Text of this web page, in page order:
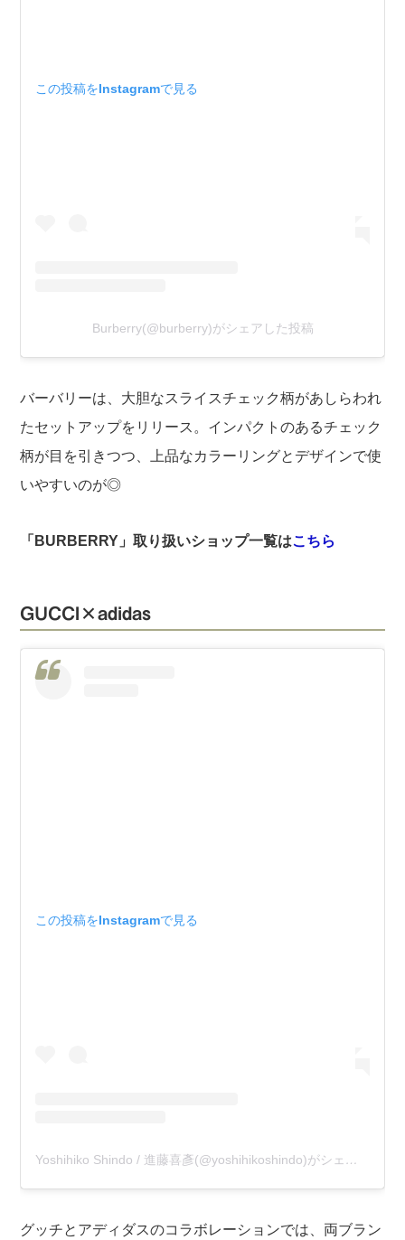
この投稿をInstagramで見る
Burberry(@burberry)がシェアした投稿
バーバリーは、大胆なスライスチェック柄があしらわれ
たセットアップをリリース。インパクトのあるチェック
柄が目を引きつつ、上品なカラーリングとデザインで使
いやすいのが◎
「BURBERRY」取り扱いショップ一覧はこちら
GUCCI×adidas
この投稿をInstagramで見る
Yoshihiko Shindo / 進藤喜彥(@yoshihikoshindo)がシェアした投稿
グッチとアディダスのコラボレーションでは、両ブラン